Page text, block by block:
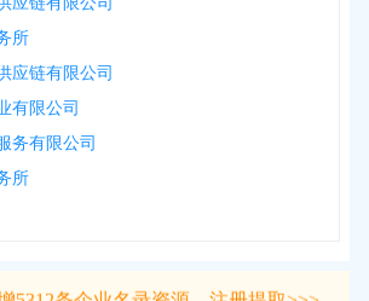
所
应链有限公司
有限公司
务有限公司
所
5312 条企业名录资源，注册提取>>>